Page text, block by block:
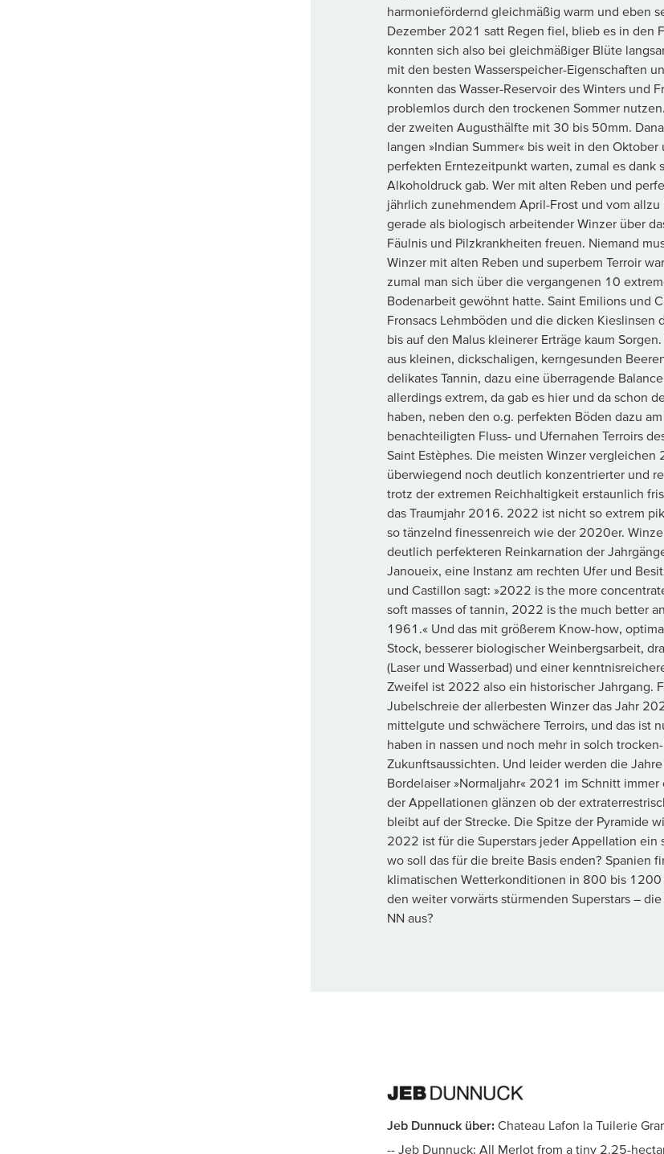
harmoniefördernd gleichmäßig warm und eben
Dezember 2021 satt Regen fiel, blieb es in den
konnten sich also bei gleichmäßiger Blüte
mit den besten Wasserspeicher-Eigenschaften
konnten das Wasser-Reservoir des Winters und
problemlos durch den trockenen Sommer
der zweiten Augusthälfte mit 30 bis 50mm.
langen »Indian Summer« bis weit in den
perfekten Erntezeitpunkt warten, zumal es dank
Alkoholdruck gab. Wer mit alten Reben und
jährlich zunehmendem April-Frost und vom
gerade als biologisch arbeitender Winzer über
Fäulnis und Pilzkrankheiten freuen. Niemand
Winzer mit alten Reben und superbem Terroir
zumal man sich über die vergangenen 10
Bodenarbeit gewöhnt hatte. Saint Emilions und
Fronsacs Lehmböden und die dicken Kieslinsen
bis auf den Malus kleinerer Erträge kaum
aus kleinen, dickschaligen, kerngesunden
delikates Tannin, dazu eine überragende
allerdings extrem, da gab es hier und da schon
haben, neben den o.g. perfekten Böden dazu
benachteiligten Fluss- und Ufernahen Terroirs
Saint Estèphes. Die meisten Winzer
überwiegend noch deutlich konzentrierter und
trotz der extremen Reichhaltigkeit erstaunlich
das Traumjahr 2016. 2022 ist nicht so extrem
so tänzelnd finessenreich wie der 2020er.
deutlich perfekteren Reinkarnation der
Janoueix, eine Instanz am rechten Ufer und
und Castillon sagt: »2022 is the more
soft masses of tannin, 2022 is the much better
1961.« Und das mit größerem Know-how,
Stock, besserer biologischer Weinbergsarbeit,
(Laser und Wasserbad) und einer
Zweifel ist 2022 also ein historischer Jahrgang.
Jubelschreie der allerbesten Winzer das Jahr
mittelgute und schwächere Terroirs, und das ist
haben in nassen und noch mehr in solch
Zukunftsaussichten. Und leider werden die
Bordelaiser »Normaljahr« 2021 im Schnitt
der Appellationen glänzen ob der
bleibt auf der Strecke. Die Spitze der Pyramide
2022 ist für die Superstars jeder Appellation ein
wo soll das für die breite Basis enden? Spanien
klimatischen Wetterkonditionen in 800 bis
den weiter vorwärts stürmenden Superstars –
NN aus?
Jeb Dunnuck über: Chateau Lafon la Tuilerie
-- Jeb Dunnuck: All Merlot from a tiny 2.25-